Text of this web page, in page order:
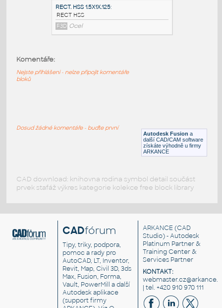
RECT HSS
F3D Ocel
F3D Ocel
Autodesk Fusion a
další CAD/CAM software
získáte výhodně u firmy
ARKANCE
Komentáře:
Nejste přihlášeni - nelze připojit komentáře
bloků
Dosud žádné komentáře - buďte první
CAD download: knihovna rodina symbol detail součást
prvek stafáž výkres kategorie kolekce free block library
CADfórum
Tipy, triky, podpora,
pomoc a rady pro
AutoCAD, LT, Inventor,
Revit, Map, Civil 3D, 3ds
Max, Fusion, Forma,
Vault, PowerMill a další
Autodesk aplikace
(support firmy
ARKANCE (CAD
Studio) - Autodesk
Platinum Partner &
Training Center &
Services Partner
KONTAKT:
| tel. +420 910 970 111